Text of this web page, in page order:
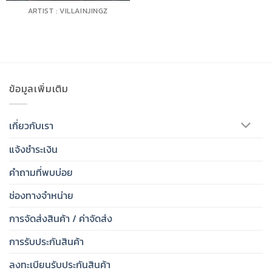
ARTIST : VILLAINJINGZ
ข้อมูลเพิ่มเติม
เกี่ยวกับเรา
แจ้งชำระเงิน
คำถามที่พบบ่อย
ช่องทางจำหน่าย
การจัดส่งสินค้า / ค่าจัดส่ง
การรับประกันสินค้า
ลงทะเบียนรับประกันสินค้า